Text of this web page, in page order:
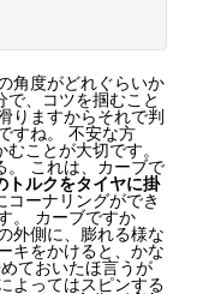
角度がどれぐらいか
、コツを掴むこと
りますからそれで判
すね。 不安な方
ことが大切です。
これは、カーブで
トルクをタイヤに掛
コーナリングができ
。 カーブですか
外側に、膨れる様な
キをかけると、かな
ておいたほ言うが
よってはスピンする